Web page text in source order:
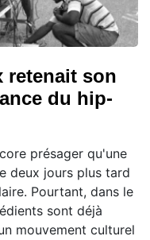
retenait son
du hip-
présager qu'une
deux jours plus tard
Pourtant, dans le
sont déjà
mouvement culturel